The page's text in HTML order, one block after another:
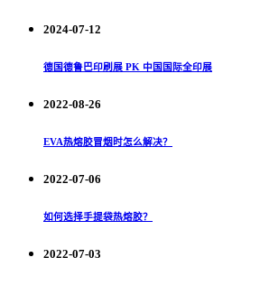
2024-07-12
德国德鲁巴印刷展 PK 中国国际全印展
2022-08-26
EVA热熔胶冒烟时怎么解决？
2022-07-06
如何选择手提袋热熔胶？
2022-07-03